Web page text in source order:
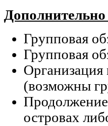
Дополнительно
Групповая
Групповая
Организация
(возможны
островах